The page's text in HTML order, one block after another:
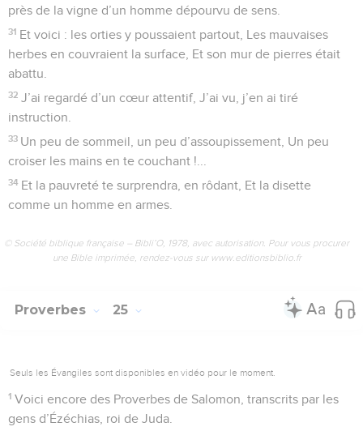
près de la vigne d’un homme dépourvu de sens.
31 Et voici : les orties y poussaient partout, Les mauvaises
herbes en couvraient la surface, Et son mur de pierres était
abattu.
32 J’ai regardé d’un cœur attentif, J’ai vu, j’en ai tiré
instruction.
33 Un peu de sommeil, un peu d’assoupissement, Un peu
croiser les mains en te couchant !...
34 Et la pauvreté te surprendra, en rôdant, Et la disette
comme un homme en armes.
© Société biblique française – Bibli’O, 1978, avec autorisation. Pour vous procurer
une Bible imprimée, rendez-vous sur www.editionsbiblio.fr
Proverbes 25
Seuls les Évangiles sont disponibles en vidéo pour le moment.
1 Voici encore des Proverbes de Salomon, transcrits par les
gens d’Ézéchias, roi de Juda.